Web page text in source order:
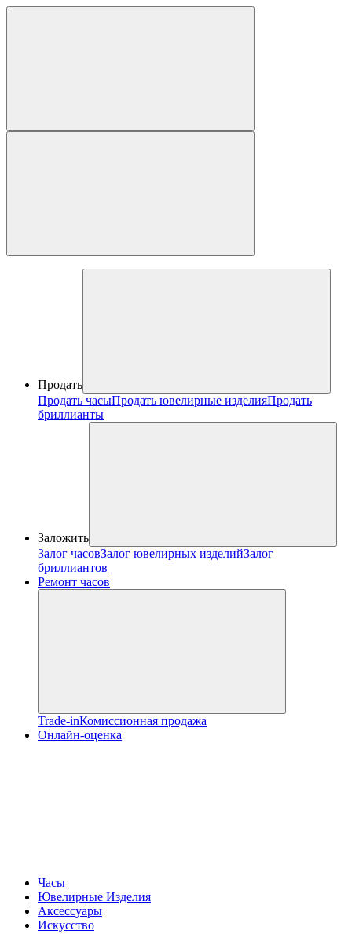
Продать
Продать часыПродать ювелирные изделияПродать
бриллианты
Заложить
Залог часовЗалог ювелирных изделийЗалог
бриллиантов
Ремонт часов
Trade-inКомиссионная продажа
Онлайн-оценка
Часы
Ювелирные Изделия
Аксессуары
Искусство